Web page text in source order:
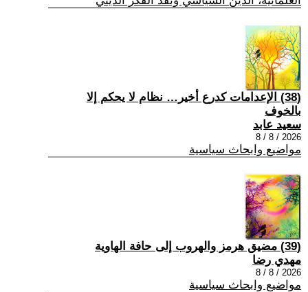
(38) الإعدامات كدرع أخير… نظام لا يحكم إلا
بالخوف
سعيد عابد
2026 / 8 / 8
مواضيع وابحاث سياسية
(39) مضيق هرمز والهروب إلى حافة الهاوية
مهدي رضا
2026 / 8 / 8
مواضيع وابحاث سياسية